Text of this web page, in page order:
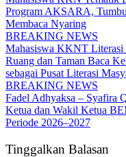
Program AKSARA,
Membaca Nyaring
BREAKING NEWS
Mahasiswa KKNT Literasi
Ruang dan Taman Baca
sebagai Pusat Literasi
BREAKING NEWS
Fadel Adhyaksa – Syafira
Ketua dan Wakil Ketua
Periode 2026–2027
Tinggalkan Balasan